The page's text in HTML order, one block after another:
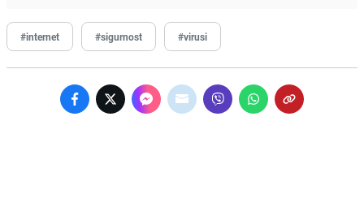
#internet #sigurnost #virusi